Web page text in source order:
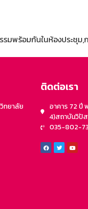
พร้อมกันในห้องประชุม,
ทยาลัย
ติดต่อเรา
อาคาร 72 ปี
4)สถาบันวิปั
035-802-